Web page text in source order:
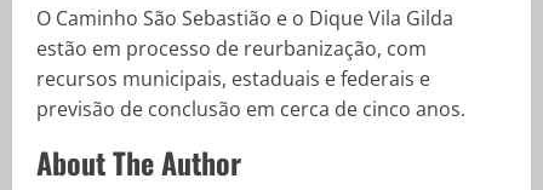
O Caminho São Sebastião e o Dique Vila Gilda
estão em processo de reurbanização, com
recursos municipais, estaduais e federais e
previsão de conclusão em cerca de cinco anos.
About The Author